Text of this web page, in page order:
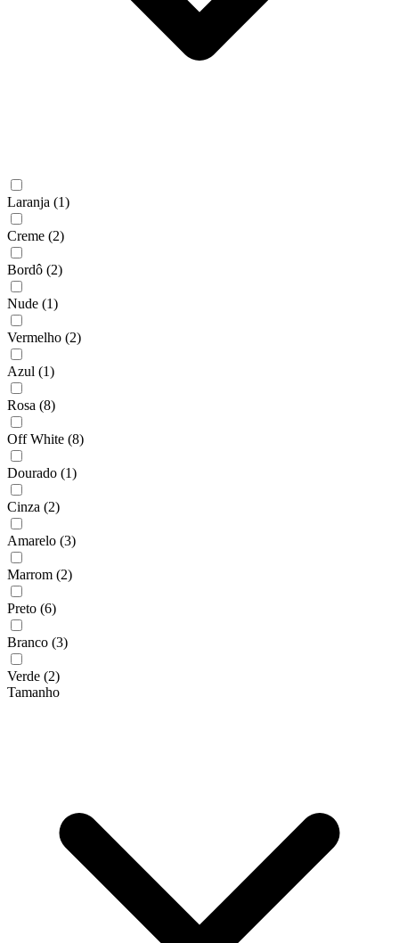
Laranja (1)
Creme (2)
Bordô (2)
Nude (1)
Vermelho (2)
Azul (1)
Rosa (8)
Off White (8)
Dourado (1)
Cinza (2)
Amarelo (3)
Marrom (2)
Preto (6)
Branco (3)
Verde (2)
Tamanho